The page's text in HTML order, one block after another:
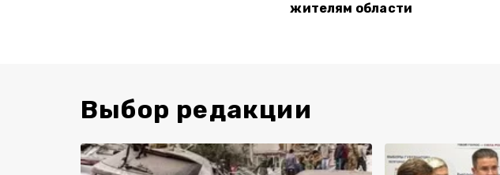
жителям области
Выбор редакции